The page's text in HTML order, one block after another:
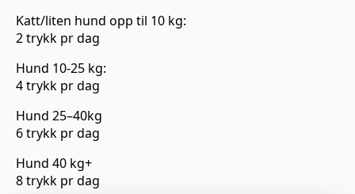
Katt/liten hund opp til 10 kg:
2 trykk pr dag
Hund 10-25 kg:
4 trykk pr dag
Hund 25–40kg
6 trykk pr dag
Hund 40 kg+
8 trykk pr dag